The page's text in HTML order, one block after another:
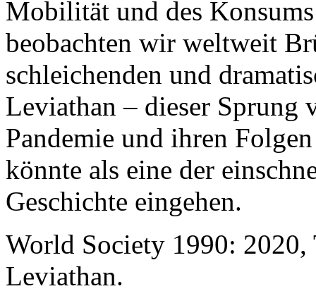
Mobilität und des
beobachten wir weltweit
schleichenden und
Leviathan – dieser Sprung
Pandemie und ihren
könnte als eine der
Geschichte eingehen.
World Society 1990: 2020,
Leviathan.